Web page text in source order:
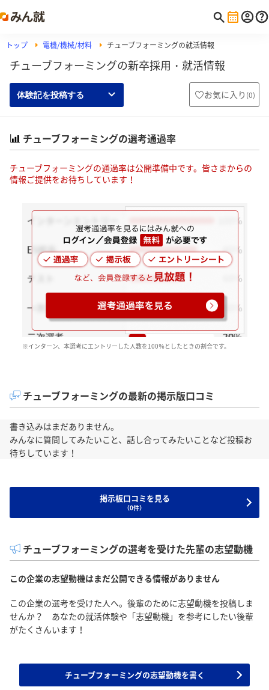
トップ 電機/機械/材料 チューブフォーミングの就活情報
チューブフォーミングの新卒採用・就活情報
体験記を投稿する お気に入り (0)
チューブフォーミングの選考通過率
チューブフォーミングの通過率は公開準備中です。皆さまからの
情報ご提供をお待ちしています！
※インターン、本選考にエントリーした人数を100％としたときの割合です。
チューブフォーミングの最新の掲示版口コミ
書き込みはまだありません。
みんなに質問してみたいこと、話し合ってみたいことなど投稿お
待ちしています！
掲示板口コミを見る
（0件）
チューブフォーミングの選考を受けた先輩の志望動機
この企業の志望動機はまだ公開できる情報がありません
この企業の選考を受けた人へ。後輩のために志望動機を投稿しま
せんか？ あなたの就活体験や「志望動機」を参考にしたい後輩
がたくさんいます！
チューブフォーミングの志望動機を書く